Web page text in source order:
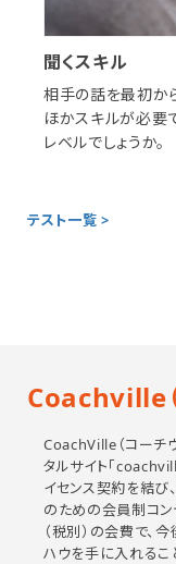
聞くスキル
相手の話を最初か
ほかスキルが必要
レベルでしょうか。
テスト一覧 >
Coachville（
CoachVille（コーチ
タルサイト「
イセンス契約を結び
のための会員制コン
（税別）の会費で、
ハウを手に入れるこ